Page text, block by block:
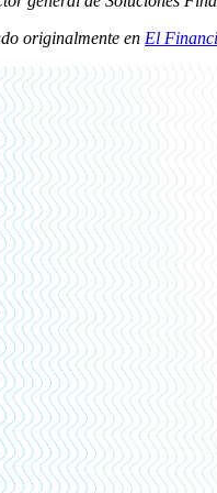
originalmente en El